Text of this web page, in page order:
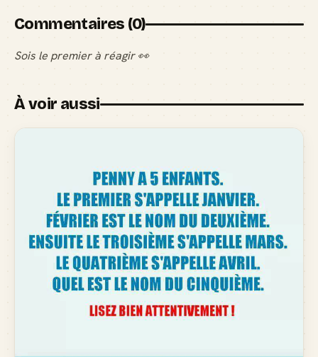
Commentaires (0)
Sois le premier à réagir 👀
À voir aussi